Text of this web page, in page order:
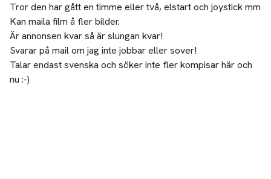
Tror den har gått en timme eller två, elstart och joystick mm
Kan maila film å fler bilder.
Är annonsen kvar så är slungan kvar!
Svarar på mail om jag inte jobbar eller sover!
Talar endast svenska och söker inte fler kompisar här och
nu :-)